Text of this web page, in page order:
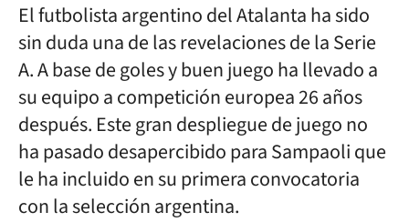
El futbolista argentino del Atalanta ha sido
sin duda una de las revelaciones de la Serie
A. A base de goles y buen juego ha llevado a
su equipo a competición europea 26 años
después. Este gran despliegue de juego no
ha pasado desapercibido para Sampaoli que
le ha incluido en su primera convocatoria
con la selección argentina.